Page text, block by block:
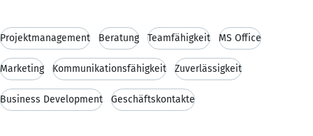
Projektmanagement Beratung Teamfähigkeit MS Office
Marketing Kommunikationsfähigkeit Zuverlässigkeit
Business Development Geschäftskontakte